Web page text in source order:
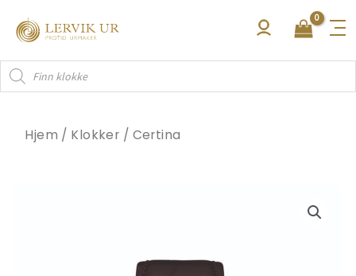
rett
innholdet
Products
search
Hjem / Klokker / Certina